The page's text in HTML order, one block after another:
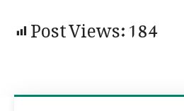
Post Views:184